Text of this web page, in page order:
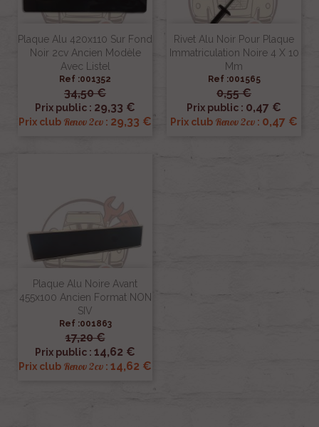
Plaque Alu 420x110 Sur Fond
Noir 2cv Ancien Modèle
Avec Listel
Ref :001352
34,50 €
Prix public : 29,33 €
Prix club Renov 2cv : 29,33 €
Rivet Alu Noir Pour Plaque
Immatriculation Noire 4 X 10
Mm
Ref :001565
0,55 €
Prix public : 0,47 €
Prix club Renov 2cv : 0,47 €
Plaque Alu Noire Avant
455x100 Ancien Format NON
SIV
Ref :001863
17,20 €
Prix public : 14,62 €
Prix club Renov 2cv : 14,62 €